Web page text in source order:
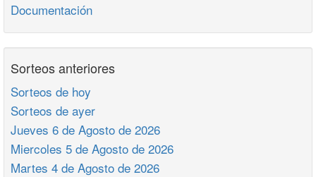
Documentación
Sorteos anteriores
Sorteos de hoy
Sorteos de ayer
Jueves 6 de Agosto de 2026
Miercoles 5 de Agosto de 2026
Martes 4 de Agosto de 2026